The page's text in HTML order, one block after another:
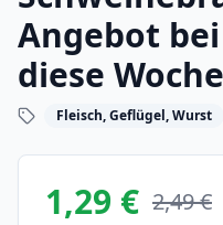
Angebot
diese
Fleisch, Geflügel, Wurst
1,29 € 2,49 €